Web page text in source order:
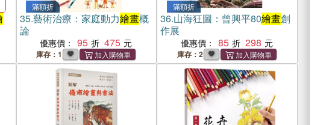
滿額折
35.藝術治療：家庭動力繪畫概
論
優惠價： 95 475
庫存：1
滿額折
36.山海狂圖：曾興平80繪畫創
作展
優惠價： 85 298
庫存：2